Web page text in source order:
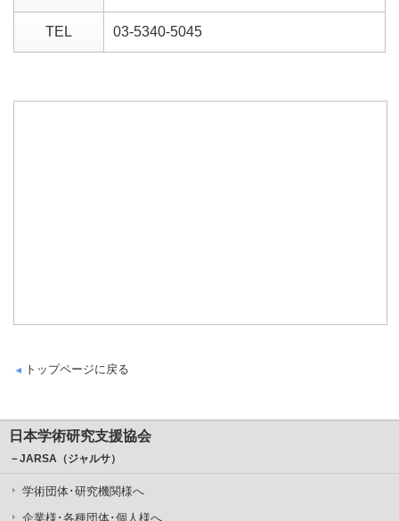
TEL 03-5340-5045
トップページに戻る
日本学術研究支援協会
－JARSA（ジャルサ）
学術団体･研究機関様へ
企業様･各種団体･個人様へ